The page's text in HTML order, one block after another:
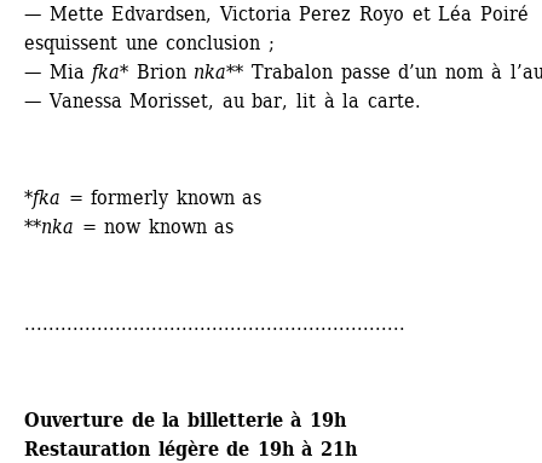
— Mette Edvardsen, Victoria Perez Royo et Léa Poiré
esquissent une conclusion ;
— Mia fka* Brion nka** Trabalon passe d’un nom à
— Vanessa Morisset, au bar, lit à la carte.
*fka = formerly known as
**nka = now known as
...............................................................
Ouverture de la billetterie à 19h
Restauration légère de 19h à 21h